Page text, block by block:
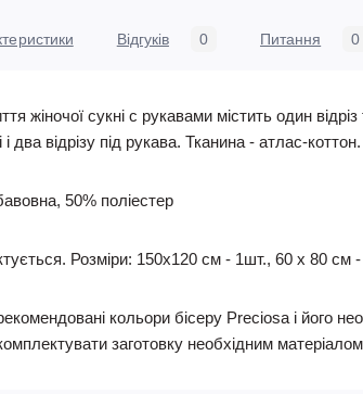
Відгуків 0 Питання 0
жіночої сукні c рукавами містить один
і два відрізу під рукава. Тканина - атлас-коттон.
50% поліестер
Розміри: 150х120 см - 1шт., 60 х 80 см
рекомендовані кольори бісеру Preciosa і його
заготовку необхідним